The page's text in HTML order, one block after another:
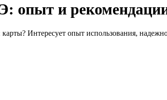
опыт и
Интересует опыт использования,